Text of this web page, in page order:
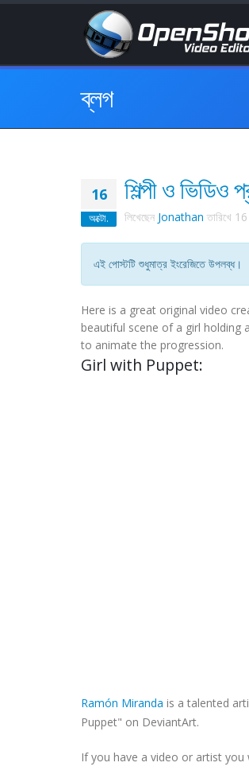
ব্লগ
16
অক্টো.
শিল্পী ও ভিডিও
লিখেছেন Jonathan তারিখে 16
এই পোস্টটি শুধুমাত্র ইংরেজিতে উপলব্ধ।
Here is a great original video
beautiful scene of a girl holding
to animate the progression.
Girl with Puppet:
Ramón Miranda is a talented
Puppet" on DeviantArt.
If you have a video or artist